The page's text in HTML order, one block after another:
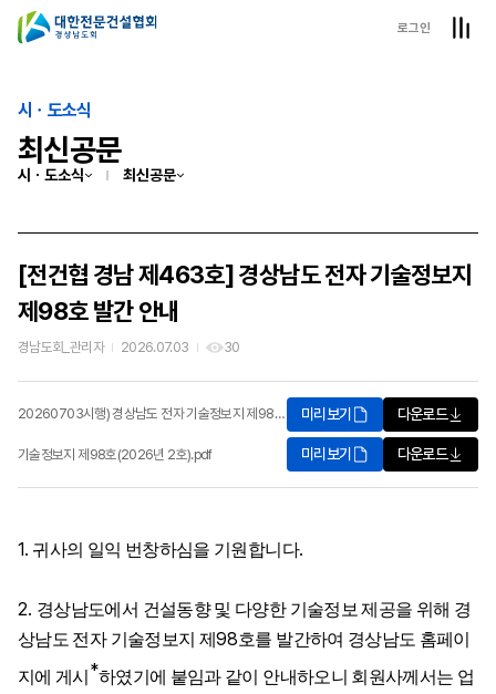
로그인
시ㆍ도소식
최신공문
시ㆍ도소식 최신공문
[전건협 경남 제463호] 경상남도 전자 기술정보지
제98호 발간 안내
경남도회_관리자 2026.07.03 30
20260703시행) 경상남도 전자 기술정보지 제98호 발간 안내.pdf 미리보기 다운로드
기술정보지 제98호(2026년 2호).pdf 미리보기 다운로드
1. 귀사의 일익 번창하심을 기원합니다.
2. 경상남도에서 건설동향 및 다양한 기술정보 제공을 위해 경
상남도 전자 기술정보지 제98호를 발간하여 경상남도 홈페이
지에 게시 *하였기에 붙임과 같이 안내하오니 회원사께서는 업